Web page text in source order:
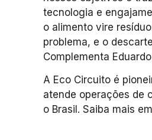
tecnologia e
o alimento vire
problema, e o
Complementa
A Eco Circuito é
atende operações de
o Brasil. Saiba mais em